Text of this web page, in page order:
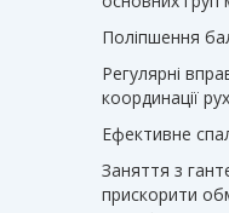
Поліпшення
Регулярні
координації
Ефективне
Заняття з
прискорити